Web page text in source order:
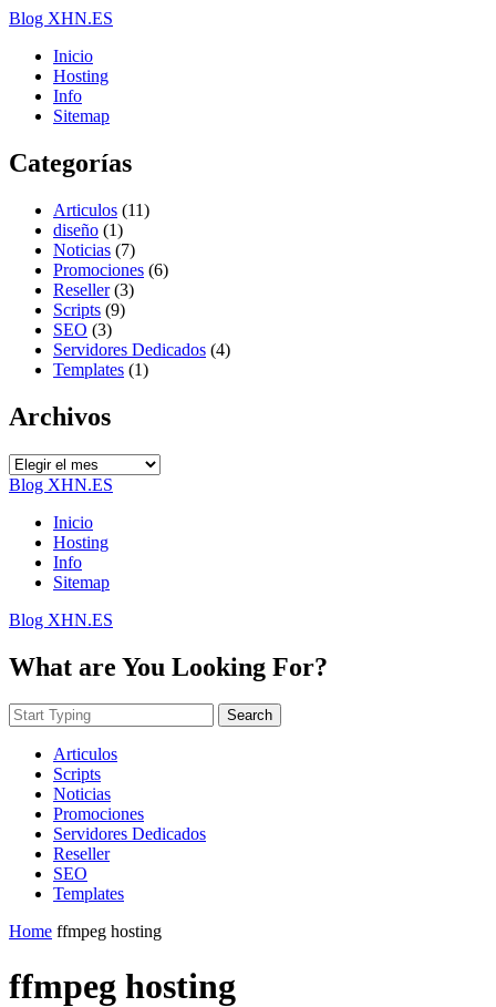
Blog XHN.ES
Inicio
Hosting
Info
Sitemap
Categorías
Articulos (11)
diseño (1)
Noticias (7)
Promociones (6)
Reseller(3)
Scripts (9)
SEO (3)
Servidores Dedicados (4)
Templates (1)
Archivos
Archivos
Blog XHN.ES
Inicio
Hosting
Info
Sitemap
Blog XHN.ES
What are You Looking For?
Search
Articulos
Scripts
Noticias
Promociones
Servidores Dedicados
Reseller
SEO
Templates
Home ffmpeg hosting
ffmpeg hosting